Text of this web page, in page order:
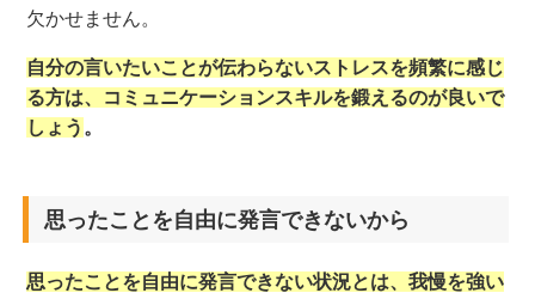
欠かせません。
自分の言いたいことが伝わらないストレスを頻繁に感じ
る方は、コミュニケーションスキルを鍛えるのが良いで
しょう 。
思ったことを自由に発言できないから
思ったことを自由に発言できない状況とは、我慢を強い